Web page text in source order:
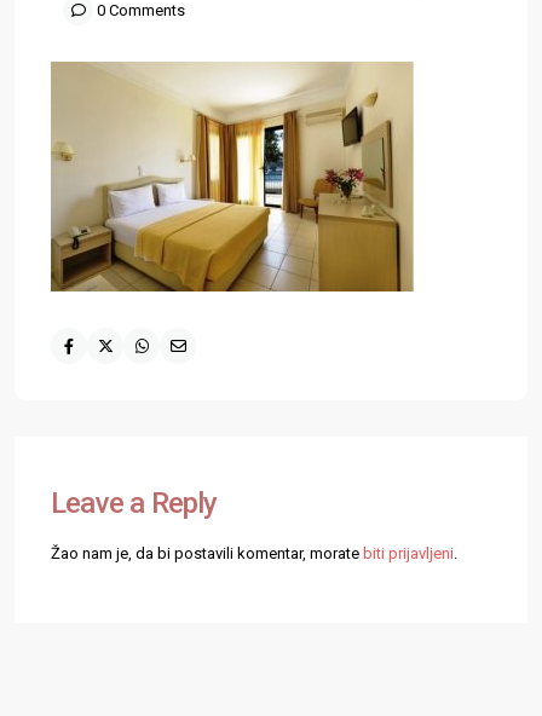
0 Comments
Leave a Reply
Žao nam je, da bi postavili komentar, morate biti prijavljeni.